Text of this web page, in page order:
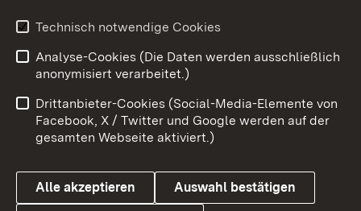
Impressum
Kontakt
Barrierefreiheit
Datenschutz
Cookies
Technisch notwendige Cookies
Analyse-Cookies (Die Daten werden ausschließlich
anonymisiert verarbeitet.)
Drittanbieter-Cookies (Social-Media-Elemente von
Facebook, X / Twitter und Google werden auf der
gesamten Webseite aktiviert.)
Alle akzeptieren Auswahl bestätigen